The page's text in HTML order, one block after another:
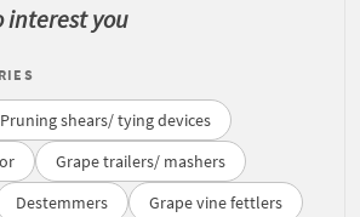
interest you
Pruning shears/ tying devices
Grape trailers/ mashers
Destemmers
Grape vine fettlers